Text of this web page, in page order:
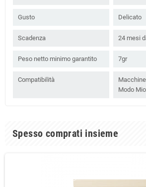
Gusto Delicato
Scadenza 24 mesi
Peso netto minimo garantito 7gr
Compatibilità
Modo Mio
Spesso comprati insieme